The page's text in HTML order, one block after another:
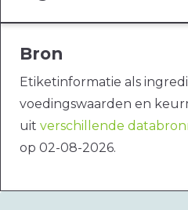
Bron
Etiketinformatie als
voedingswaarden en
uit verschillende
op 02-08-2026.